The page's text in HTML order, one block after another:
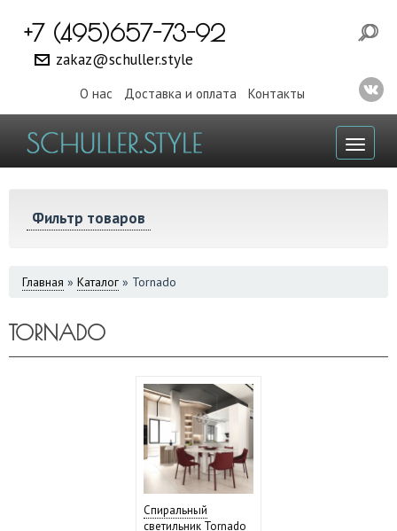
+7 (495)657-73-92
zakaz@schuller.style
О нас Доставка и оплата Контакты
Фильтр товаров
ВЫ
Главная » Каталог » Tornado
TORNADO
Спиральный
светильник Tornado